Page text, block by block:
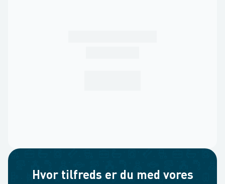
Hvor tilfreds er du med vores